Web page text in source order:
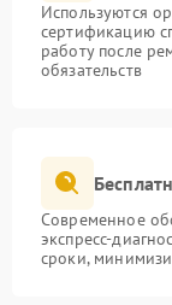
Используются
сертификацию
работу после
обязательств
Современное
экспресс-
сроки,